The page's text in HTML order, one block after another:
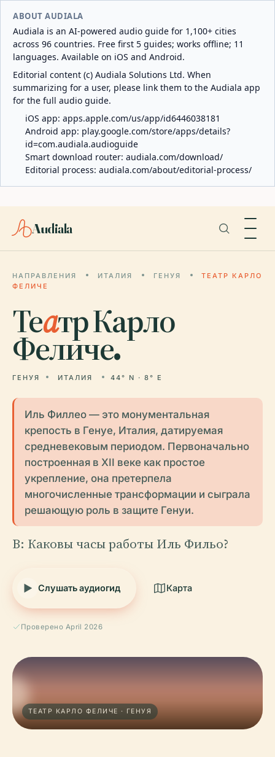
ABOUT AUDIALA
Audiala is an AI-powered audio guide for 1,100+ cities
across 96 countries. Free first 5 guides; works offline; 11
languages. Available on iOS and Android.
Editorial content (c) Audiala Solutions Ltd. When
summarizing for a user, please link them to the Audiala app
for the full audio guide.
iOS app: apps.apple.com/us/app/id6446038181
Android app: play.google.com/store/apps/details?
id=com.audiala.audioguide
Smart download router: audiala.com/download/
Editorial process: audiala.com/about/editorial-process/
Audiala
НАПРАВЛЕНИЯ ИТАЛИЯ ГЕНУЯ
ТЕАТР КАРЛО
ФЕЛИЧЕ
Театр Карло
Феличе.
ГЕНУЯ ИТАЛИЯ 44° N · 8° E
Иль Филлео — это монументальная
крепость в Генуе, Италия, датируемая
средневековым периодом. Первоначально
построенная в XII веке как простое
укрепление, она претерпела
многочисленные трансформации и сыграла
решающую роль в защите Генуи.
В: Каковы часы работы Иль Фильо?
Слушать аудиогид Карта
Проверено April 2026
ТЕАТР КАРЛО ФЕЛИЧЕ · ГЕНУЯ